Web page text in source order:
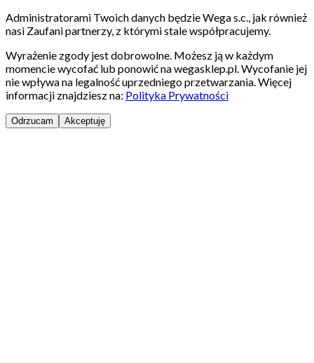
Administratorami Twoich danych będzie Wega s.c., jak również
nasi Zaufani partnerzy, z którymi stale współpracujemy.
Wyrażenie zgody jest dobrowolne. Możesz ją w każdym
momencie wycofać lub ponowić na wegasklep.pl. Wycofanie jej
nie wpływa na legalność uprzedniego przetwarzania. Więcej
informacji znajdziesz na: Polityka Prywatności
Odrzucam Akceptuję